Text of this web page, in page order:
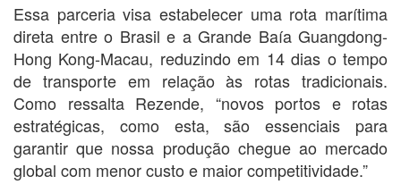
Essa parceria visa estabelecer uma rota marítima
direta entre o Brasil e a Grande Baía Guangdong-
Hong Kong-Macau, reduzindo em 14 dias o tempo
de transporte em relação às rotas tradicionais.
Como ressalta Rezende, “novos portos e rotas
estratégicas, como esta, são essenciais para
garantir que nossa produção chegue ao mercado
global com menor custo e maior competitividade.”